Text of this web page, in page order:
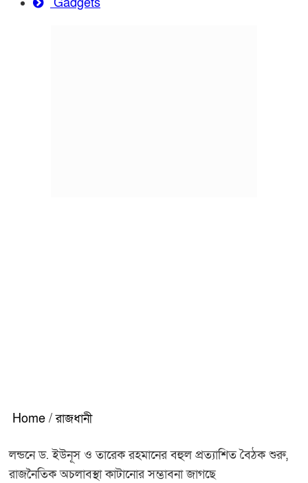
Home / রাজধানী
লন্ডনে ড. ইউনূস ও তারেক রহমানের বহুল প্রত্যাশিত বৈঠক শুরু,
রাজনৈতিক অচলাবস্থা কাটানোর সম্ভাবনা জাগছে